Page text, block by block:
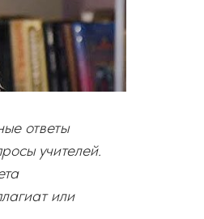
ответы
учителей.
или